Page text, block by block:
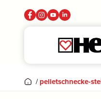
/ pelletschnecke-